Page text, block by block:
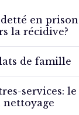
en
la récidive?
de famille
services:
nettoyage